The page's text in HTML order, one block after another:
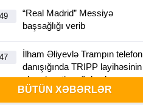
“Real Madrid” Messiyə
başsağlığı verib
İlham Əliyevlə Trampın telefon
danışığında TRIPP layihəsinin
əhəmiyyəti vurğulanıb
BÜTÜN XƏBƏRLƏR